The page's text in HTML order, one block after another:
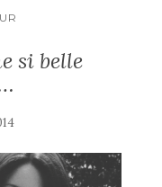
si belle